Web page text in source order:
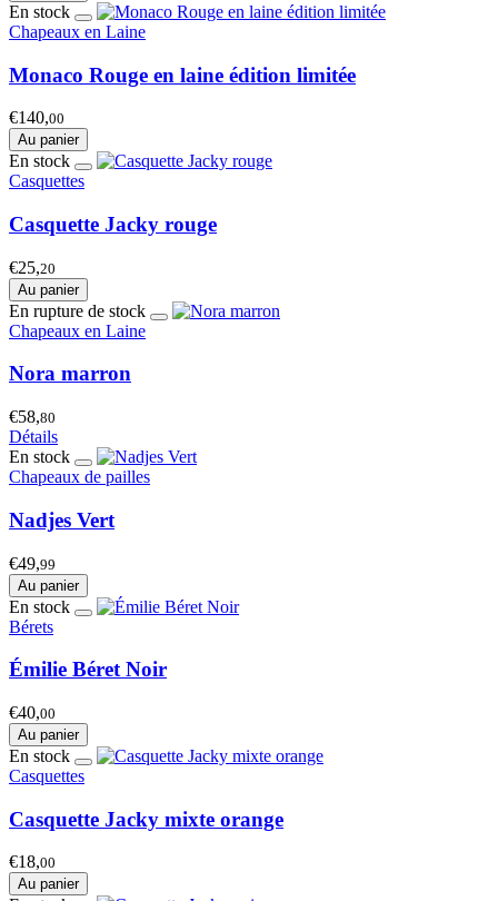
En stock
Chapeaux en Laine
Monaco Rouge en laine édition limitée
€140,00
Au panier
En stock
Casquettes
Casquette Jacky rouge
€25,20
Au panier
En rupture de stock
Chapeaux en Laine
Nora marron
€58,80
Détails
En stock
Chapeaux de pailles
Nadjes Vert
€49,99
Au panier
En stock
Bérets
Émilie Béret Noir
€40,00
Au panier
En stock
Casquettes
Casquette Jacky mixte orange
€18,00
Au panier